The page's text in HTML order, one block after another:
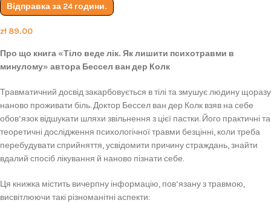
Відправка за 24 години.
zł 89.00
Про що книга «Тіло веде лік. Як лишити психотравми в
минулому» автора Бессел ван дер Колк
Травматичний досвід закарбовується в тілі та змушує людину щоразу
наново проживати біль. Доктор Бессел ван дер Колк взяв на себе
обов’язок відшукати шляхи звільнення з цієї пастки. Його практичні та
теоретичні дослідження психологічної травми безцінні, коли треба
перебудувати сприйняття, усвідомити причину страждань, знайти
вдалий спосіб лікування й наново пізнати себе.
Ця книжка містить вичерпну інформацію, пов’язану з травмою,
висвітлюючи такі різноманітні аспекти: